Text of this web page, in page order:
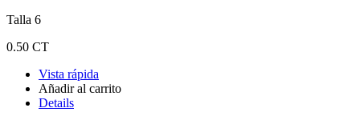
Talla 6
0.50 CT
Vista rápida
Añadir al carrito
Details